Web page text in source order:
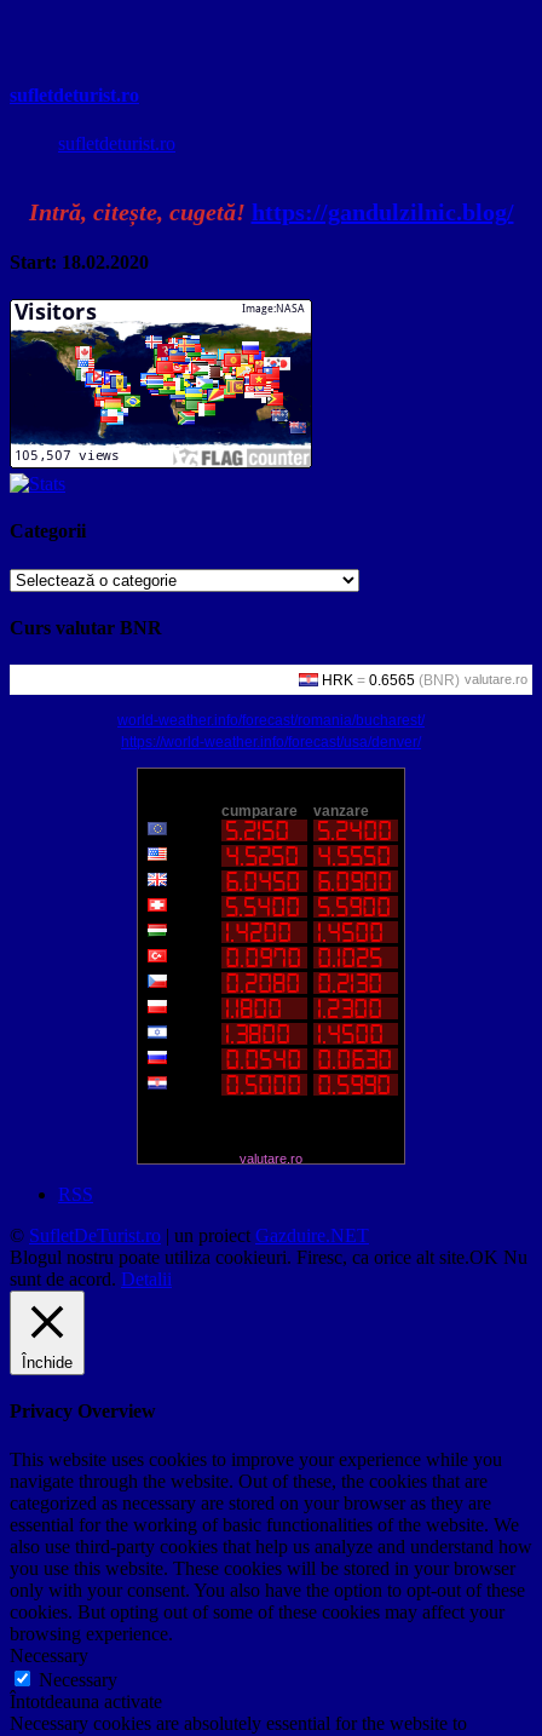
sufletdeturist.ro
sufletdeturist.ro
Intră, citește, cugetă! https://gandulzilnic.blog/
Start: 18.02.2020
Categorii
Categorii
Curs valutar BNR
valutare.ro
world-weather.info/forecast/romania/bucharest/
https://world-weather.info/forecast/usa/denver/
valutare.ro
RSS
© SufletDeTurist.ro | un proiect Gazduire.NET
Blogul nostru poate utiliza cookieuri. Firesc, ca orice alt site.OK Nu
sunt de acord. Detalii
Închide
Privacy Overview
This website uses cookies to improve your experience while you
navigate through the website. Out of these, the cookies that are
categorized as necessary are stored on your browser as they are
essential for the working of basic functionalities of the website. We
also use third-party cookies that help us analyze and understand how
you use this website. These cookies will be stored in your browser
only with your consent. You also have the option to opt-out of these
cookies. But opting out of some of these cookies may affect your
browsing experience.
Necessary
Necessary
Întotdeauna activate
Necessary cookies are absolutely essential for the website to